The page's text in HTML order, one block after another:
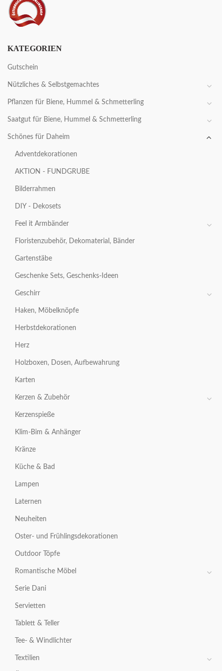
KATEGORIEN
Gutschein
Nützliches & Selbstgemachtes
Pflanzen für Biene, Hummel & Schmetterling
Saatgut für Biene, Hummel & Schmetterling
Schönes für Daheim
Adventdekorationen
AKTION - FUNDGRUBE
Bilderrahmen
DIY - Dekosets
Feel it Armbänder
Floristenzubehör, Dekomaterial, Bänder
Gartenstäbe
Geschenke Sets, Geschenks-Ideen
Geschirr
Haken, Möbelknöpfe
Herbstdekorationen
Herz
Holzboxen, Dosen, Aufbewahrung
Karten
Kerzen & Zubehör
Kerzenspieße
Klim-Bim & Anhänger
Kränze
Küche & Bad
Lampen
Laternen
Neuheiten
Oster- und Frühlingsdekorationen
Outdoor Töpfe
Romantische Möbel
Serie Dani
Servietten
Tablett & Teller
Tee- & Windlichter
Textilien